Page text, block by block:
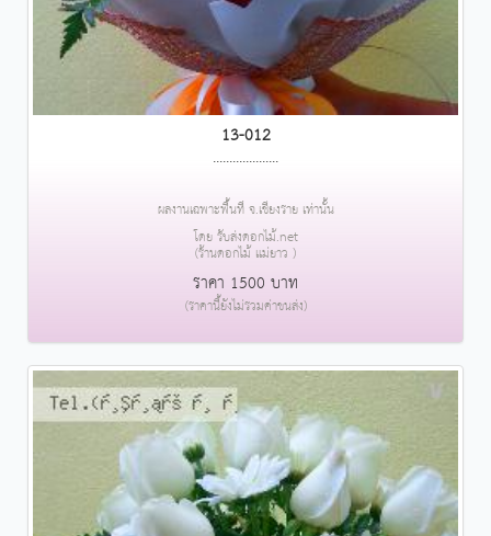
13-012
....................
ผลงานเฉพาะพื้นที่ จ.เชียงราย เท่านั้น
โดย รับส่งดอกไม้.net
(ร้านดอกไม้ แม่ยาว )
ราคา 1500 บาท
(ราคานี้ยังไม่รวมค่าขนส่ง)